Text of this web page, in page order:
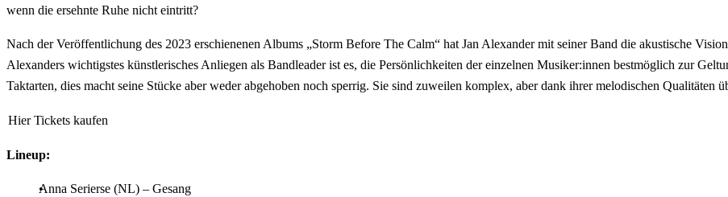
wenn die ersehnte Ruhe nicht eintritt?
Nach der Veröffentlichung des 2023 erschienenen Albums „Storm Before The Calm“ hat Jan Alexander mit seiner Band die akustische
Alexanders wichtigstes künstlerisches Anliegen als Bandleader ist es, die Persönlichkeiten der einzelnen Musiker:innen bestmöglich zur
Taktarten, dies macht seine Stücke aber weder abgehoben noch sperrig. Sie sind zuweilen komplex, aber dank ihrer melodischen Qualitäten
Hier Tickets kaufen
Lineup:
Anna Serierse (NL) – Gesang